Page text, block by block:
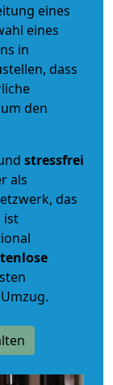
eines
eines
in
dass
den
stressfrei
als
das
ist